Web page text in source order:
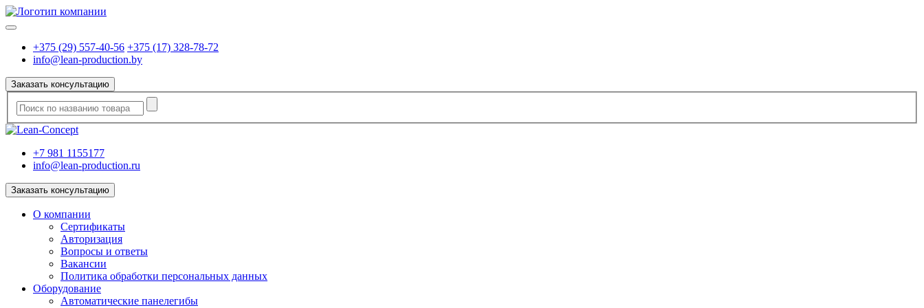
+375 (29) 557-40-56 +375 (17) 328-78-72
info@lean-production.by
Заказать консультацию
+7 981 1155177
info@lean-production.ru
Заказать консультацию
O компании
Сертификаты
Авторизация
Вопросы и ответы
Вакансии
Политика обработки персональных данных
Оборудование
Автоматические панелегибы